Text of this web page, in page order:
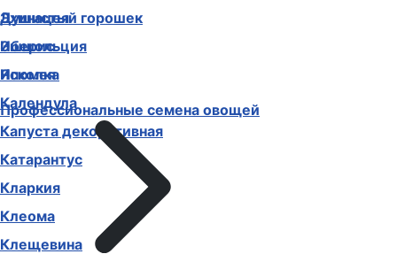
Душистый горошек
Иберис
Ипомея
Календула
Капуста декоративная
Катарантус
Кларкия
Клеома
Клещевина
Эхинацея
Эшшольция
Ясколка
Профессиональные семена овощей